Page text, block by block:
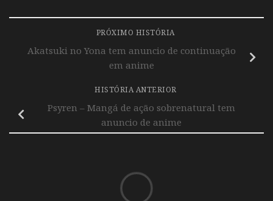
PRÓXIMO HISTÓRIA
Akatsuki no Yona tem anuncio de continuação
em anime
HISTÓRIA ANTERIOR
Psyren – Mangá de ação sobrenatural tem
anuncio de anime